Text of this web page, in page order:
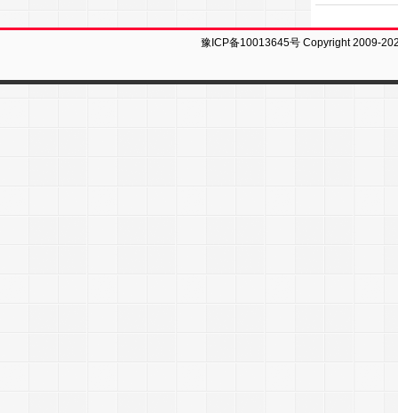
豫ICP备10013645号 Copyright 2009-